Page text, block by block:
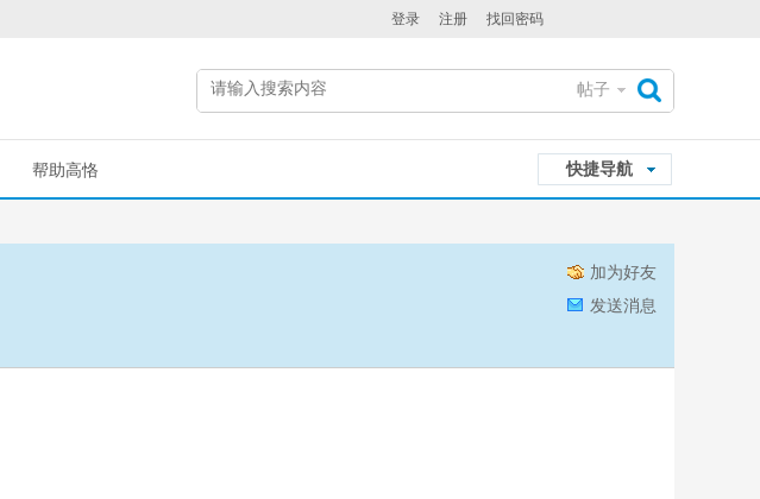
登录 注册 找回密码
帖子
快捷导航
帮助高恪
加为好友
发送消息